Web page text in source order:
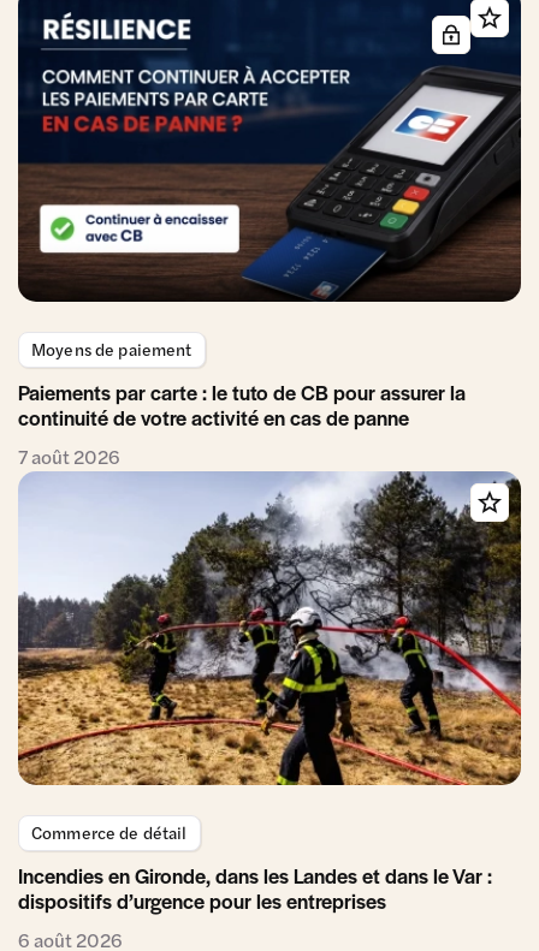
Moyens de paiement
Paiements par carte : le tuto de CB pour assurer la
continuité de votre activité en cas de panne
7 août 2026
Commerce de détail
Incendies en Gironde, dans les Landes et dans le Var :
dispositifs d’urgence pour les entreprises
6 août 2026